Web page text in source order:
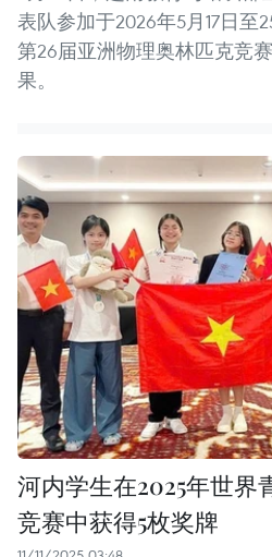
表队参加于2026年5月17日至
第26届亚洲物理奥林匹克竞
果。
河内学生在2025年世界
竞赛中获得5枚奖牌